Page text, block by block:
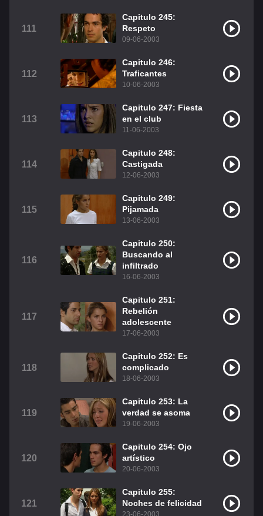
111
Capitulo 245:
Respeto
09-06-2003
112
Capitulo 246:
Traficantes
10-06-2003
113
Capitulo 247: Fiesta
en el club
11-06-2003
114
Capitulo 248:
Castigada
12-06-2003
115
Capitulo 249:
Pijamada
13-06-2003
116
Capitulo 250:
Buscando al
infiltrado
16-06-2003
117
Capitulo 251:
Rebelión
adolescente
17-06-2003
118
Capitulo 252: Es
complicado
18-06-2003
119
Capitulo 253: La
verdad se asoma
19-06-2003
120
Capitulo 254: Ojo
artístico
20-06-2003
121
Capitulo 255:
Noches de felicidad
23-06-2003